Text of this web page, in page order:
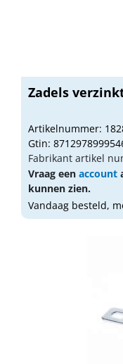
Zadels
Artikelnummer:
Gtin:
Fabrikant artikel
Vraag een account
kunnen zien.
Vandaag besteld,